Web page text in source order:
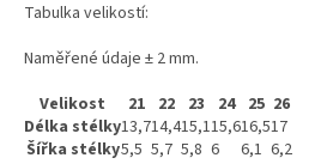
Tabulka velikostí:
Naměřené údaje ± 2 mm.
Velikost
21 22 23 24 25 26
Délka stélky13,714,415,115,616,517
Šířka stélky5,5 5,7 5,8 6 6,1 6,2